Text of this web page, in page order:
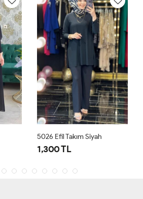
5026 Efil Takım Siyah
1,300 TL